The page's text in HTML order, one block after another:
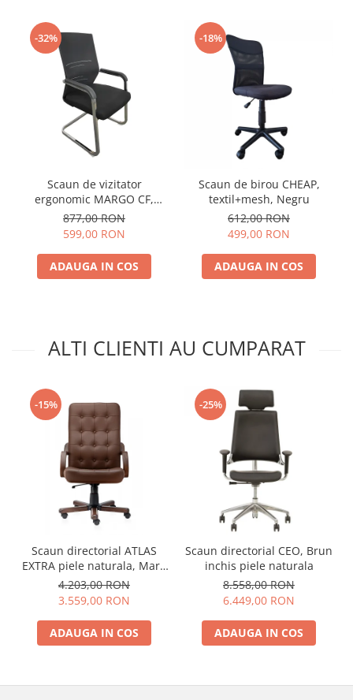
-32%
Scaun de vizitator
ergonomic MARGO CF,
Negru. Mesh/Textil
877,00 RON
599,00 RON
ADAUGA IN COS
-18%
Scaun de birou CHEAP,
textil+mesh, Negru
612,00 RON
499,00 RON
ADAUGA IN COS
ALTI CLIENTI AU CUMPARAT
-15%
Scaun directorial ATLAS
EXTRA piele naturala, Maro
inchis
4.203,00 RON
3.559,00 RON
ADAUGA IN COS
-25%
Scaun directorial CEO, Brun
inchis piele naturala
8.558,00 RON
6.449,00 RON
ADAUGA IN COS